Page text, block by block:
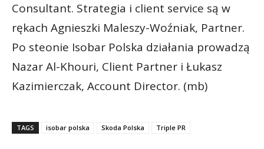
Consultant. Strategia i client service są w
rękach Agnieszki Maleszy-Woźniak, Partner.
Po steonie Isobar Polska działania prowadzą
Nazar Al-Khouri, Client Partner i Łukasz
Kazimierczak, Account Director. (mb)
TAGS isobar polska Skoda Polska Triple PR